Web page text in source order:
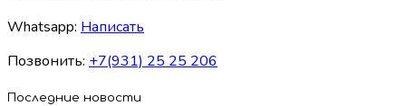
Whatsapp: Написать
Позвонить: +7(931) 25 25 206
Последние новости